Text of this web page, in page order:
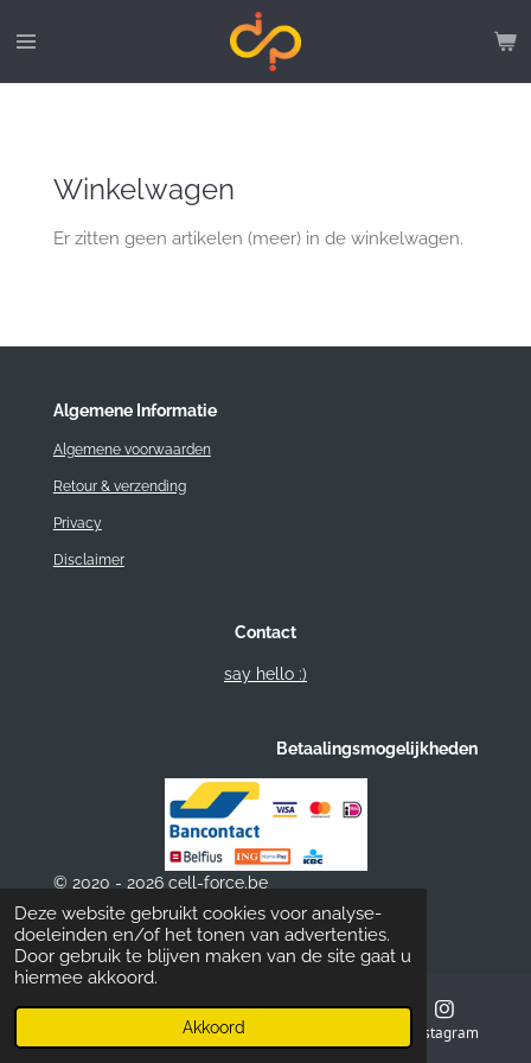
Deze website gebruikt cookies voor analyse-
doeleinden en/of het tonen van advertenties.
Door gebruik te blijven maken van de site gaat u
hiermee akkoord.
Akkoord
direct
Winkelwagen
Er zitten geen artikelen (meer) in de winkelwagen.
Algemene Informatie
Algemene voorwaarden
Retour & verzending
Privacy
Disclaimer
Contact
say hello :)
Betaalingsmogelijkheden
© 2020 - 2026 cell-force.be
Powered byJouwWeb
Telefoonnummer Instagram